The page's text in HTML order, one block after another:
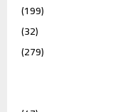
(199)
(32)
(279)